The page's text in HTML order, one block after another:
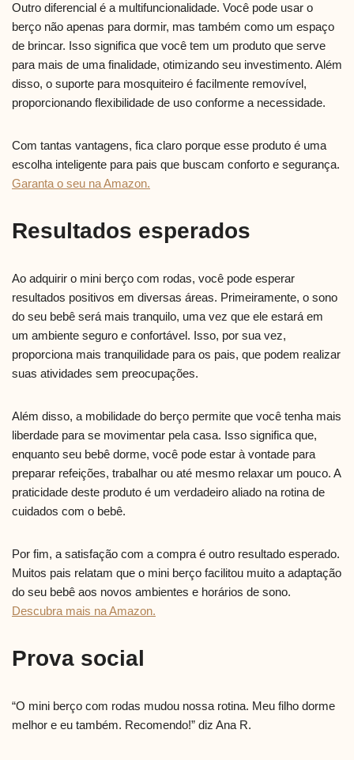
Outro diferencial é a multifuncionalidade. Você pode usar o
berço não apenas para dormir, mas também como um espaço
de brincar. Isso significa que você tem um produto que serve
para mais de uma finalidade, otimizando seu investimento. Além
disso, o suporte para mosquiteiro é facilmente removível,
proporcionando flexibilidade de uso conforme a necessidade.
Com tantas vantagens, fica claro porque esse produto é uma
escolha inteligente para pais que buscam conforto e segurança.
Garanta o seu na Amazon.
Resultados esperados
Ao adquirir o mini berço com rodas, você pode esperar
resultados positivos em diversas áreas. Primeiramente, o sono
do seu bebê será mais tranquilo, uma vez que ele estará em
um ambiente seguro e confortável. Isso, por sua vez,
proporciona mais tranquilidade para os pais, que podem realizar
suas atividades sem preocupações.
Além disso, a mobilidade do berço permite que você tenha mais
liberdade para se movimentar pela casa. Isso significa que,
enquanto seu bebê dorme, você pode estar à vontade para
preparar refeições, trabalhar ou até mesmo relaxar um pouco. A
praticidade deste produto é um verdadeiro aliado na rotina de
cuidados com o bebê.
Por fim, a satisfação com a compra é outro resultado esperado.
Muitos pais relatam que o mini berço facilitou muito a adaptação
do seu bebê aos novos ambientes e horários de sono.
Descubra mais na Amazon.
Prova social
“O mini berço com rodas mudou nossa rotina. Meu filho dorme
melhor e eu também. Recomendo!” diz Ana R.